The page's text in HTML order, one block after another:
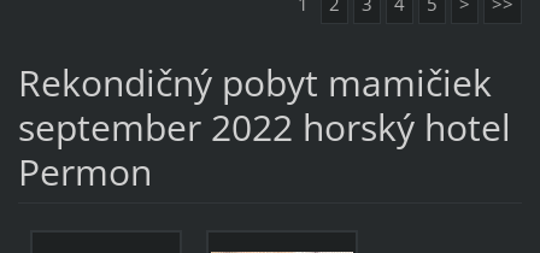
Rekondičný pobyt mamičiek
september 2022 horský hotel
Permon